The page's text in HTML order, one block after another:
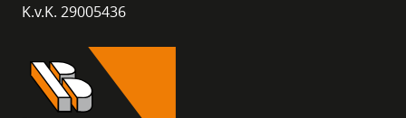
K.v.K. 29005436